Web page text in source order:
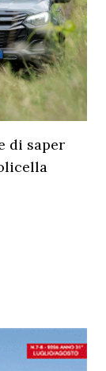
di saper